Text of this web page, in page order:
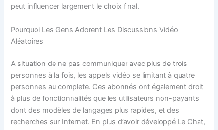
peut influencer largement le choix final.
Pourquoi Les Gens Adorent Les Discussions Vidéo
Aléatoires
A situation de ne pas communiquer avec plus de trois
personnes à la fois, les appels vidéo se limitant à quatre
personnes au complete. Ces abonnés ont également droit
à plus de fonctionnalités que les utilisateurs non-payants,
dont des modèles de langages plus rapides, et des
recherches sur Internet. En plus d’avoir développé Le Chat,